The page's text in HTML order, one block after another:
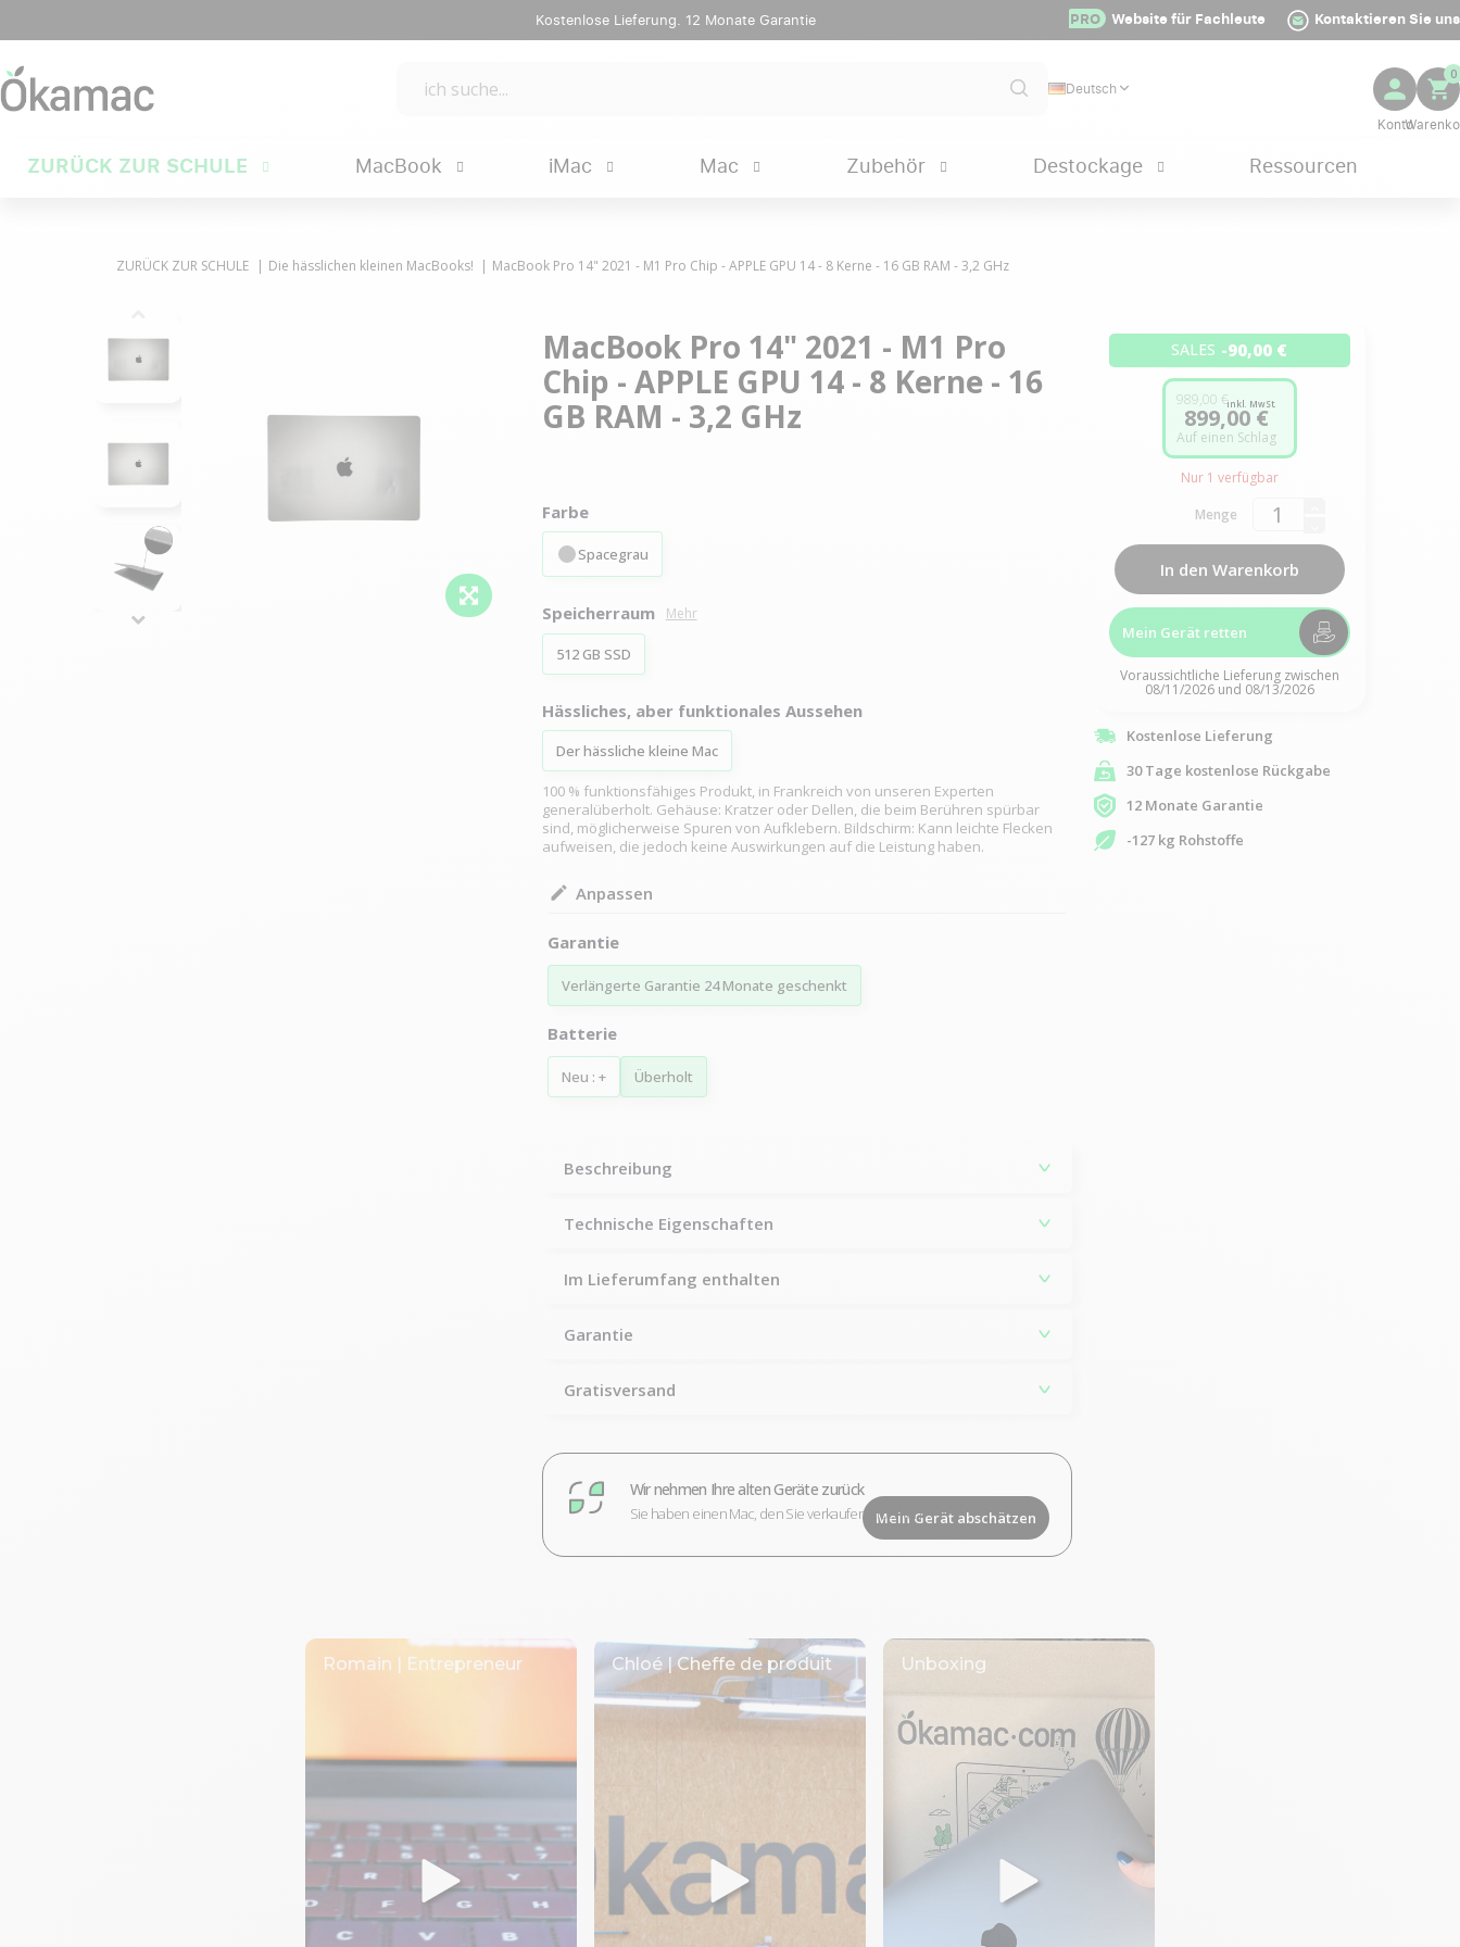
Kostenlose Lieferung. 12 Monate Garantie PRO Website für Fachleute Kontaktieren Sie uns
Deutsch
0
ZURÜCK ZUR SCHULE MacBook iMac Mac Zubehör Destockage Ressourcen
ZURÜCK ZUR SCHULE Die hässlichen kleinen MacBooks! MacBook Pro 14" 2021 - M1 Pro Chip - APPLE GPU 14 - 8 Kerne - 16 GB RAM - 3,2 GHz
MacBook Pro 14" 2021 - M1 Pro
Chip - APPLE GPU 14 - 8 Kerne - 16
GB RAM - 3,2 GHz
Farbe
Spacegrau
Speicherraum Mehr
512 GB SSD
Hässliches, aber funktionales Aussehen
Der hässliche kleine Mac
100 % funktionsfähiges Produkt, in Frankreich von unseren Experten
generalüberholt. Gehäuse: Kratzer oder Dellen, die beim Berühren spürbar
sind, möglicherweise Spuren von Aufklebern. Bildschirm: Kann leichte Flecken
aufweisen, die jedoch keine Auswirkungen auf die Leistung haben.
Anpassen
Garantie
Verlängerte Garantie 24 Monate geschenkt
Batterie
Neu : + Überholt
Beschreibung
Technische Eigenschaften
Im Lieferumfang enthalten
Garantie
Gratisversand
Wir nehmen Ihre alten Geräte zurück
Sie haben einen Mac, den Sie verkaufen möchten?Mein Gerät abschätzen
SALES -90,00 €
989,00 €
899,00 €
inkl. MwSt.
Auf einen Schlag
Nur 1 verfügbar
Menge
In den Warenkorb
Mein Gerät retten
Voraussichtliche Lieferung zwischen
08/11/2026 und 08/13/2026
Kostenlose Lieferung
30 Tage kostenlose Rückgabe
12 Monate Garantie
-127 kg Rohstoffe